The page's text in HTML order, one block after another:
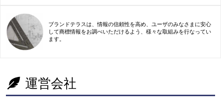
ブランドテラスは、情報の信頼性を高め、ユーザのみなさまに安心
して商標情報をお調べいただけるよう、様々な取組みを行なってい
ます。
運営会社